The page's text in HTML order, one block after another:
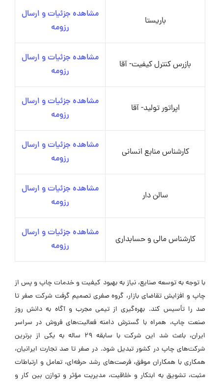
باریستا
مشاهده جزئیات و ارسال
رزومه
بازرس کنترل کیفیت- آقا
مشاهده جزئیات و ارسال
رزومه
اپراتور تولید- آقا
مشاهده جزئیات و ارسال
رزومه
کارشناس منابع انسانی
مشاهده جزئیات و ارسال
رزومه
سالن دار
مشاهده جزئیات و ارسال
رزومه
کارشناس مالی و حسابداری
مشاهده جزئیات و ارسال
رزومه
با توجه به توسعه صنایع، نیاز به بهبود کیفیت و خدمات چاپ و پس از
چاپ و افزایش تقاضای بازار، گروه صفری تصمیم گرفت شرکت صفر تا
صد را تأسیس کند. بهره‌گیری از تیمی مجرب و آگاه به دانش روز
صنعت چاپ، همراه با گسترش دامنه فعالیت‌های فروش در سراسر
ایران، باعث شد این شرکت با سابقه ۲۹ ساله به یکی از برترین
شرکت‌های چاپ در کشور تبدیل شود. در صفر تا صد تجارت ایرانیان،
همکاری با همکاران موفق، فرصت‌های رشد حرفه‌ای، تعامل و ارتباطات
مثبت، تشویق به ابتکار و خلاقیت، مدیریت مؤثر و توازن بین کار و